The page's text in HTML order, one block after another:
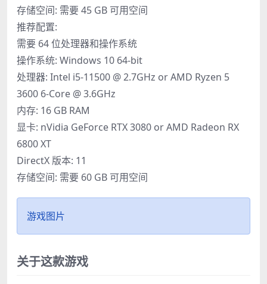
存储空间: 需要 45 GB 可用空间
推荐配置:
需要 64 位处理器和操作系统
操作系统: Windows 10 64-bit
处理器: Intel i5-11500 @ 2.7GHz or AMD Ryzen 5
3600 6-Core @ 3.6GHz
内存: 16 GB RAM
显卡: nVidia GeForce RTX 3080 or AMD Radeon RX
6800 XT
DirectX 版本: 11
存储空间: 需要 60 GB 可用空间
游戏图片
关于这款游戏